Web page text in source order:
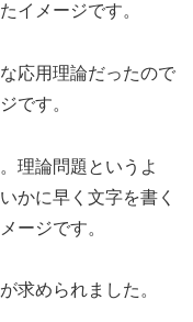
イメージです。
応用理論だったので
です。
理論問題というよ
かに早く文字を書く
ージです。
求められました。